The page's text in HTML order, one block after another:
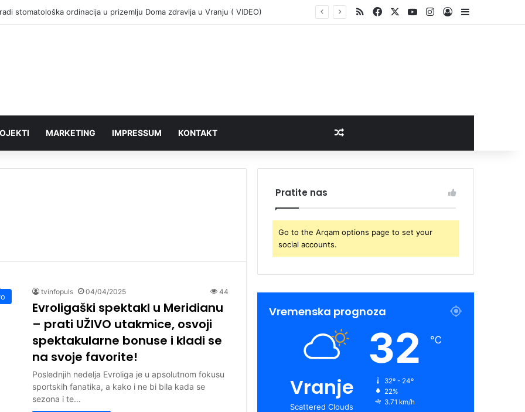
stomatološka ordinacija u prizemlju Doma zdravlja u Vranju ( VIDEO) RSS Facebook YouTubeInstagram
Log In
MARKETING IMPRESSUM KONTAKT
tvinfopuls 04/04/2025 44
Evroligaški spektakl u Meridianu
– prati UŽIVO utakmice, osvoji
spektakularne bonuse i kladi se
na svoje favorite!
Poslednjih nedelja Evroliga je u apsolutnom fokusu
sportskih fanatika, a kako i ne bi bila kada se
sezona i te…
Pratite nas
Go to the Arqam options page to set your
social accounts.
Vremenska prognoza
Vranje
Scattered Clouds
32 ℃
32º - 24º
22%
3.71 km/h